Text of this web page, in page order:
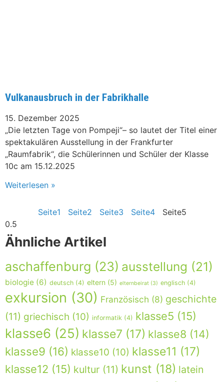
Vulkanausbruch in der Fabrikhalle
15. Dezember 2025
„Die letzten Tage von Pompeji“– so lautet der Titel einer
spektakulären Ausstellung in der Frankfurter
„Raumfabrik“, die Schülerinnen und Schüler der Klasse
10c am 15.12.2025
Weiterlesen »
Seite1 Seite2 Seite3 Seite4 Seite5
Ähnliche Artikel
aschaffenburg (23) ausstellung (21)
biologie (6) deutsch (4) eltern (5) elternbeirat (3) englisch (4)
exkursion (30) Französisch (8) geschichte
(11) griechisch (10) informatik (4) klasse5 (15)
klasse6 (25) klasse7 (17) klasse8 (14)
klasse9 (16) klasse10 (10) klasse11 (17)
klasse12 (15) kultur (11) kunst (18) latein